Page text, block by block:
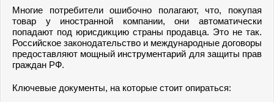
Многие потребители ошибочно полагают, что, покупая
товар у иностранной компании, они автоматически
попадают под юрисдикцию страны продавца. Это не так.
Российское законодательство и международные договоры
предоставляют мощный инструментарий для защиты прав
граждан РФ.
Ключевые документы, на которые стоит опираться: